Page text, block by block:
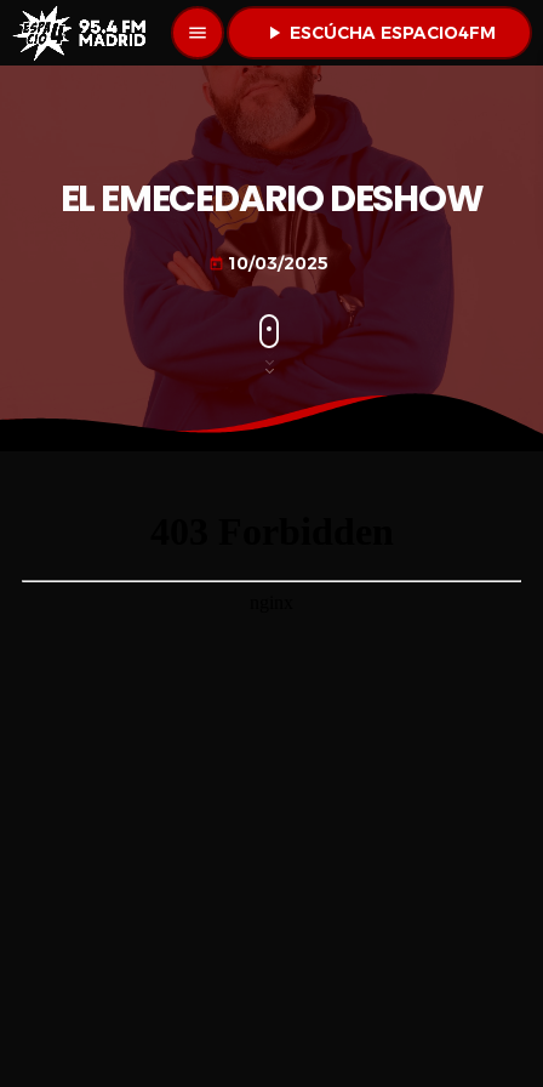
menu play_arrow ESCÚCHA ESPACIO4FM
EL EMECEDARIO DESHOW
today 10/03/2025